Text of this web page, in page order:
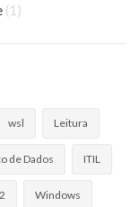
(1)
wsl Leitura
de Dados ITIL
Windows